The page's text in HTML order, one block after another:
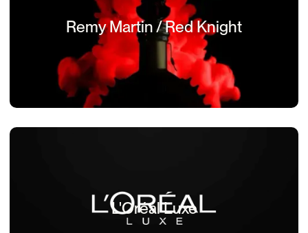
Remy Martin / Red Knight
L'Oréal Luxe